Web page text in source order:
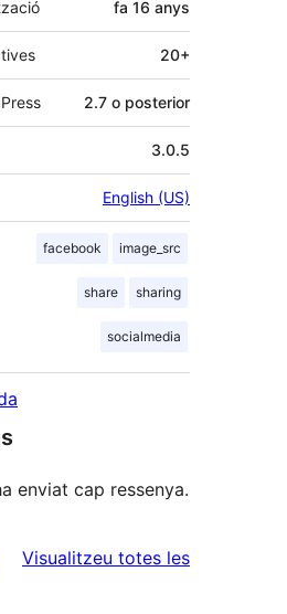
fa 16 anys
20+
2.7 o posterior
3.0.5
English (US)
facebook image_src
share sharing
socialmedia
enviat cap ressenya.
Visualitzeu totes lesressenyes